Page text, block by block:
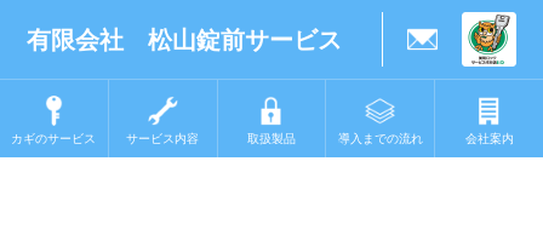
有限会社 松山錠前サービス
カギのサービス サービス内容 取扱製品 導入までの流れ 会社案内